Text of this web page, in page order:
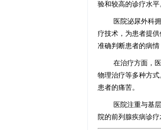
验和较高的诊疗水平
医院泌尿外科
疗技术，为患者提
准确判断患者的病情
在治疗方面，
物理治疗等多种方
患者的痛苦。
医院注重与基
院的前列腺疾病诊